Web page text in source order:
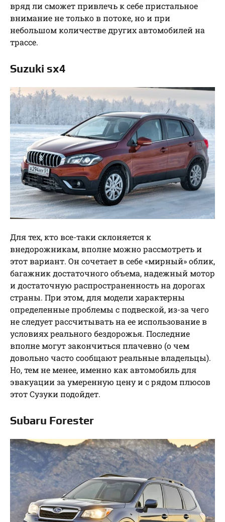
вряд ли сможет привлечь к себе пристальное
внимание не только в потоке, но и при
небольшом количестве других автомобилей на
трассе.
Suzuki sx4
Для тех, кто все-таки склоняется к
внедорожникам, вполне можно рассмотреть и
этот вариант. Он сочетает в себе «мирный» облик,
багажник достаточного объема, надежный мотор
и достаточную распространенность на дорогах
страны. При этом, для модели характерны
определенные проблемы с подвеской, из-за чего
не следует рассчитывать на ее использование в
условиях реального бездорожья. Последние
вполне могут закончиться плачевно (о чем
довольно часто сообщают реальные владельцы).
Но, тем не менее, именно как автомобиль для
эвакуации за умеренную цену и с рядом плюсов
этот Сузуки подойдет.
Subaru Forester